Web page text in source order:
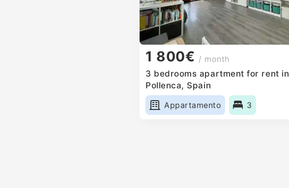
1 800€ / month
3 bedrooms apartment for rent in
Pollenca, Spain
Appartamento
3